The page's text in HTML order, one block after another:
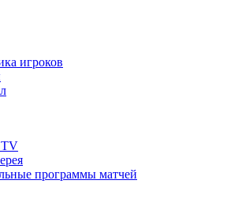
игроков
TV
программы матчей